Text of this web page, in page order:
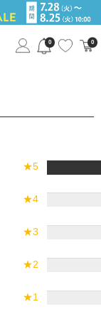
0 0
★5
★4
★3
★2
★1